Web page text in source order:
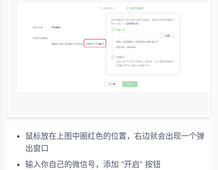
鼠标放在上图中圈红色的位置，右边就会出现一个弹
出窗口
输入你自己的微信号，添加 “开启” 按钮